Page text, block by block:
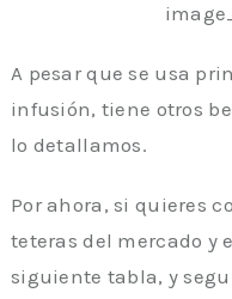
A pesar que se usa
infusión, tiene otros
lo detallamos.
Por ahora, si quieres
teteras del mercado y
siguiente tabla, y